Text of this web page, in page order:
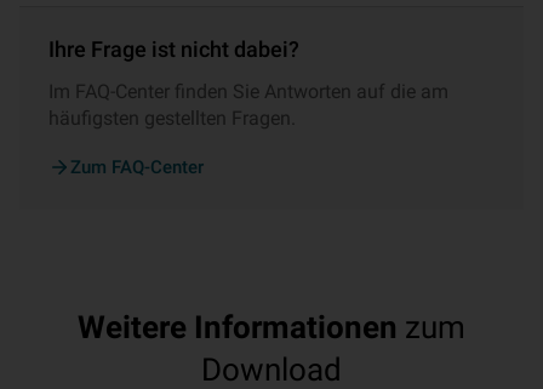
Ihre Frage ist nicht dabei?
Im FAQ-Center finden Sie Antworten auf die am
häufigsten gestellten Fragen.
Zum FAQ-Center
Weitere Informationen zum
Download